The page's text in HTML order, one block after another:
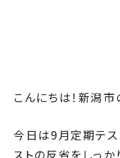
こんにちは！新潟市
今日は9月定期テス
ストの反省をしっ